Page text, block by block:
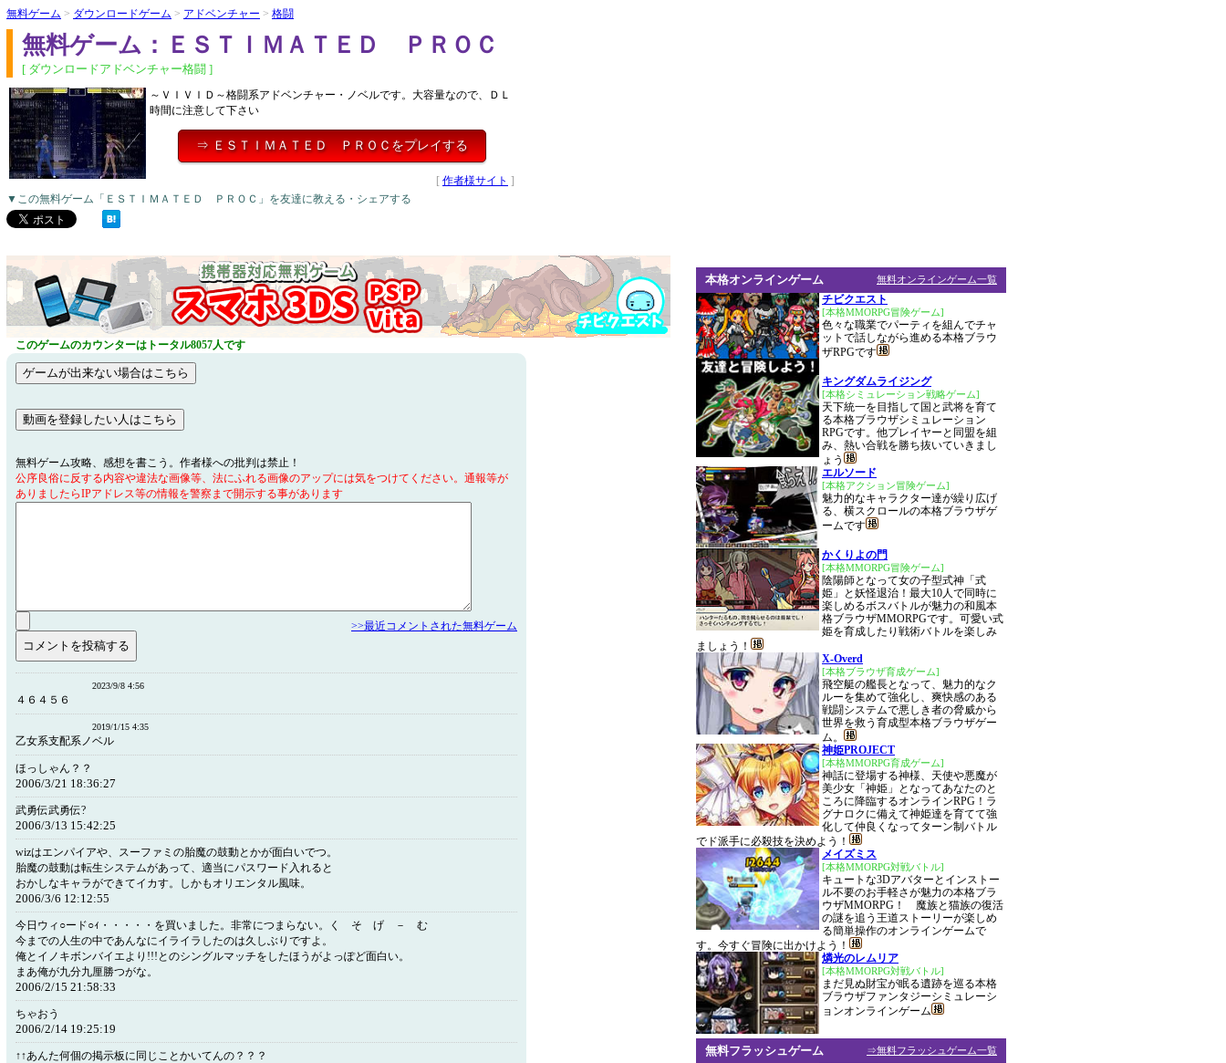
無料ゲーム > ダウンロードゲーム > アドベンチャー > 格闘
無料ゲーム：ＥＳＴＩＭＡＴＥＤ ＰＲＯＣ
[ ダウンロードアドベンチャー格闘 ]
～ＶＩＶＩＤ～格闘系アドベンチャー・ノベルです。大容量なので、ＤＬ
時間に注意して下さい
⇒ ＥＳＴＩＭＡＴＥＤ ＰＲＯＣをプレイする
[ 作者様サイト ]
▼この無料ゲーム「ＥＳＴＩＭＡＴＥＤ ＰＲＯＣ」を友達に教える・シェアする
このゲームのカウンターはトータル8057人です
無料ゲーム攻略、感想を書こう。作者様への批判は禁止！
公序良俗に反する内容や違法な画像等、法にふれる画像のアップには気をつけてください。通報等が
ありましたらIPアドレス等の情報を警察まで開示する事があります
>>最近コメントされた無料ゲーム
2023/9/8 4:56
４６４５６
2019/1/15 4:35
乙女系支配系ノベル
ほっしゃん？？
2006/3/21 18:36:27
武勇伝武勇伝?
2006/3/13 15:42:25
wizはエンパイアや、スーファミの胎魔の鼓動とかが面白いでつ。
胎魔の鼓動は転生システムがあって、適当にパスワード入れると
おかしなキャラができてイカす。しかもオリエンタル風味。
2006/3/6 12:12:55
今日ウィ○ード○ｨ・・・・・を買いました。非常につまらない。く そ げ － む
今までの人生の中であんなにイライラしたのは久しぶりですよ。
俺とイノキボンバイエより!!!とのシングルマッチをしたほうがよっぽど面白い。
まあ俺が九分九厘勝つがな。
2006/2/15 21:58:33
ちゃおう
2006/2/14 19:25:19
↑↑あんた何個の掲示板に同じことかいてんの？？？
無料オンラインゲーム一覧
本格オンラインゲーム
チビクエスト
[本格MMORPG冒険ゲーム]
色々な職業でパーティを組んでチャ
ットで話しながら進める本格ブラウ
ザRPGです
キングダムライジング
[本格シミュレーション戦略ゲーム]
天下統一を目指して国と武将を育て
る本格ブラウザシミュレーション
RPGです。他プレイヤーと同盟を組
み、熱い合戦を勝ち抜いていきまし
ょう
エルソード
[本格アクション冒険ゲーム]
魅力的なキャラクター達が繰り広げ
る、横スクロールの本格ブラウザゲ
ームです
かくりよの門
[本格MMORPG冒険ゲーム]
陰陽師となって女の子型式神「式
姫」と妖怪退治！最大10人で同時に
楽しめるボスバトルが魅力の和風本
格ブラウザMMORPGです。可愛い式
姫を育成したり戦術バトルを楽しみ
ましょう！
X-Overd
[本格ブラウザ育成ゲーム]
飛空艇の艦長となって、魅力的なク
ルーを集めて強化し、爽快感のある
戦闘システムで悪しき者の脅威から
世界を救う育成型本格ブラウザゲー
ム。
神姫PROJECT
[本格MMORPG育成ゲーム]
神話に登場する神様、天使や悪魔が
美少女「神姫」となってあなたのと
ころに降臨するオンラインRPG！ラ
グナロクに備えて神姫達を育てて強
化して仲良くなってターン制バトル
でド派手に必殺技を決めよう！
メイズミス
[本格MMORPG対戦バトル]
キュートな3Dアバターとインストー
ル不要のお手軽さが魅力の本格ブラ
ウザMMORPG！ 魔族と猫族の復活
の謎を追う王道ストーリーが楽しめ
る簡単操作のオンラインゲームで
す。今すぐ冒険に出かけよう！
燐光のレムリア
[本格MMORPG対戦バトル]
まだ見ぬ財宝が眠る遺跡を巡る本格
ブラウザファンタジーシミュレーシ
ョンオンラインゲーム
⇒無料フラッシュゲーム一覧
無料フラッシュゲーム